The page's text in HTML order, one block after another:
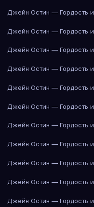
Джейн Остин — Гордость
Джейн Остин — Гордость
Джейн Остин — Гордость
Джейн Остин — Гордость
Джейн Остин — Гордость
Джейн Остин — Гордость
Джейн Остин — Гордость
Джейн Остин — Гордость
Джейн Остин — Гордость
Джейн Остин — Гордость
Джейн Остин — Гордость